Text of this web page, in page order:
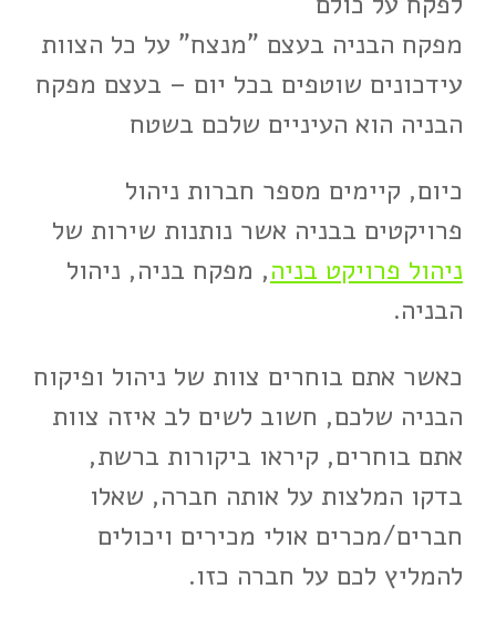
מפקח הבניה בעצם "מנצח" על כל הצוות
עידכונים שוטפים בכל יום – בעצם מפקח
הבניה הוא העיניים שלכם בשטח
כיום, קיימים מספר חברות ניהול
פרויקטים בבניה אשר נותנות שירות של
ניהול פרויקט בניה, מפקח בניה, ניהול
הבניה.
כאשר אתם בוחרים צוות של ניהול ופיקוח
הבניה שלכם, חשוב לשים לב איזה צוות
אתם בוחרים, קיראו ביקורות ברשת,
בדקו המלצות על אותה חברה, שאלו
חברים/מכרים אולי מכירים ויכולים
להמליץ לכם על חברה כזו.